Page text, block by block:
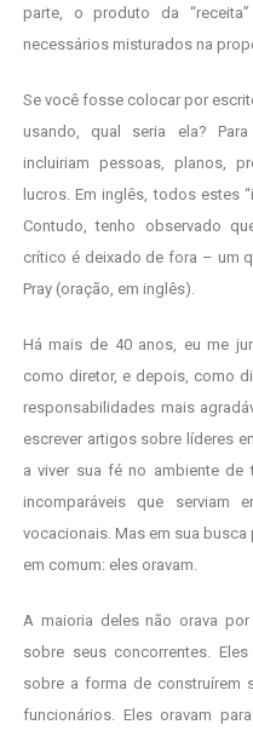
parte, o produto da
necessários misturados na
Se você fosse colocar por
usando, qual seria ela?
incluiriam pessoas, planos,
lucros. Em inglês, todos estes
Contudo, tenho observado
crítico é deixado de fora – um
Pray (oração, em inglês).
Há mais de 40 anos, eu me
como diretor, e depois, como
responsabilidades mais
escrever artigos sobre líderes
a viver sua fé no ambiente de
incomparáveis que serviam
vocacionais. Mas em sua
em comum: eles oravam.
A maioria deles não orava
sobre seus concorrentes.
sobre a forma de construírem
funcionários. Eles oravam